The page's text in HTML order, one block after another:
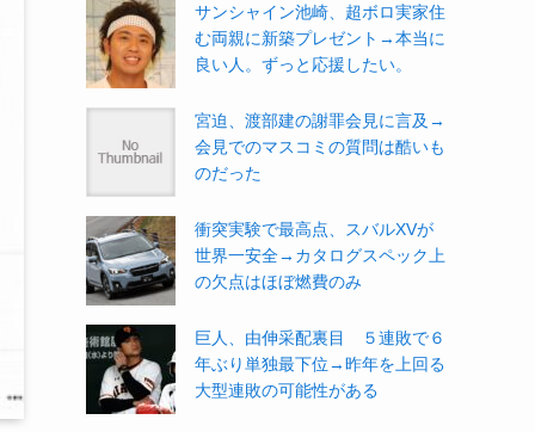
サンシャイン池崎、超ボロ実家住
む両親に新築プレゼント→本当に
良い人。ずっと応援したい。
宮迫、渡部建の謝罪会見に言及→
会見でのマスコミの質問は酷いも
のだった
衝突実験で最高点、スバルXVが
世界一安全→カタログスペック上
の欠点はほぼ燃費のみ
巨人、由伸采配裏目 ５連敗で６
年ぶり単独最下位→昨年を上回る
大型連敗の可能性がある